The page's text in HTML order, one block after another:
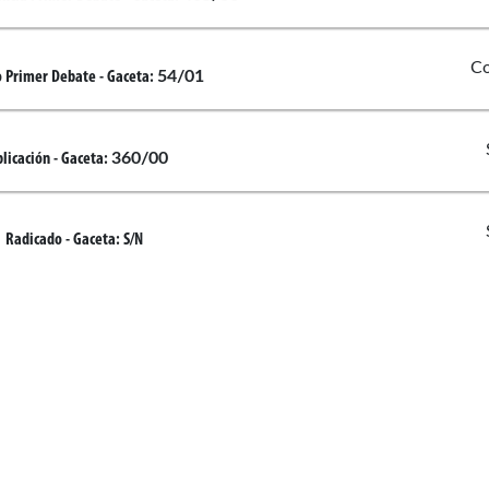
Becerra Juan
Becerra
Primer Debate- Gaceta: 54/01
- Gaceta: 360/00
Radicado- Gaceta: S/N